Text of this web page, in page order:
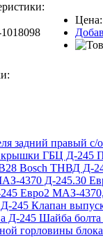
Цена:
ТНВД Д-
Клапан
Шайба